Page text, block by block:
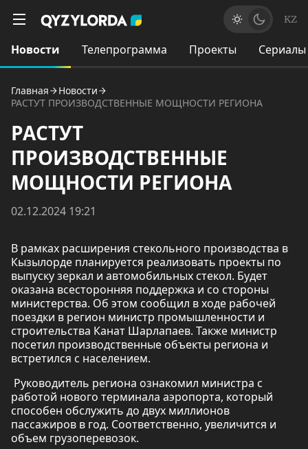
KZ
Новости Телепрограмма Проекты Сериалы
Главная
Новости
РАСТУТ ПРОИЗВОДСТВЕННЫЕ МОЩНОСТИ РЕГИОНА
РАСТУТ
ПРОИЗВОДСТВЕННЫЕ
МОЩНОСТИ РЕГИОНА
02.12.2024 19:21
В рамках расширения стекольного производства в
Кызылорде планируется реализовать проекты по
выпуску зеркал и автомобильных стекол. Будет
оказана всесторонняя поддержка и со стороны
министерства. Об этом сообщил в ходе рабочей
поездки в регион министр промышленности и
строительства Канат Шарлапаев. Также министр
посетил производственные объекты региона и
встретился с населением.
Руководитель региона ознакомил министра с
работой нового терминала аэропорта, который
способен обслужить до двух миллионов
пассажиров в год. Соответственно, увеличится и
объем грузоперевозок.